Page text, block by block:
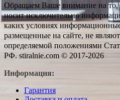
Обращаем Ваше внимание на то,
носит исключительно
каких условиях
размещенные на сайте, не
определяемой положениями
РФ. stiralnie.com © 2017-2026
Информация:
Гарантия